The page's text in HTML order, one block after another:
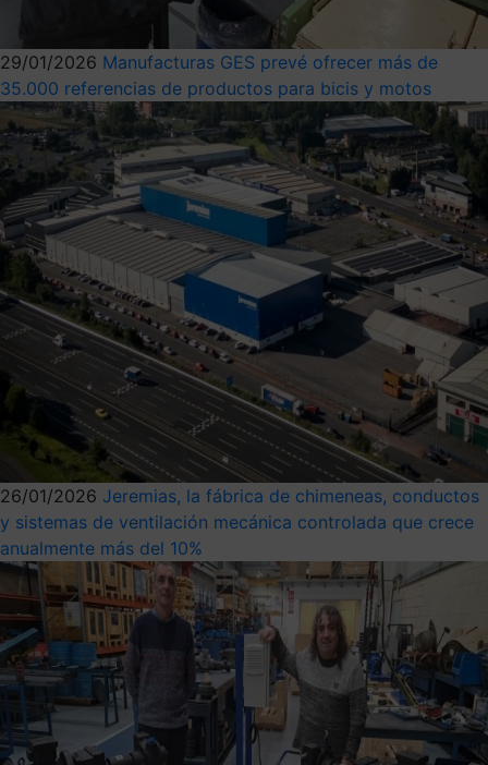
29/01/2026 Manufacturas GES prevé ofrecer más de
35.000 referencias de productos para bicis y motos
26/01/2026 Jeremias, la fábrica de chimeneas, conductos
y sistemas de ventilación mecánica controlada que crece
anualmente más del 10%